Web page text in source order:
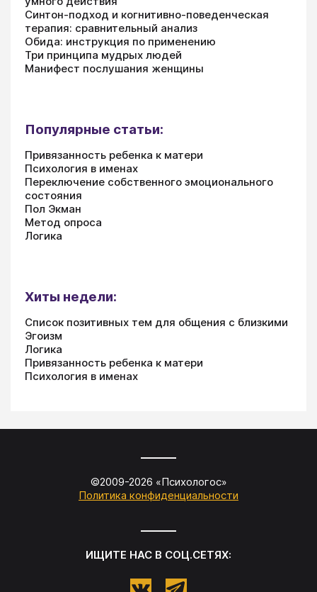
Синтон-подход и когнитивно-поведенческая
терапия: сравнительный анализ
Обида: инструкция по применению
Три принципа мудрых людей
Манифест послушания женщины
Популярные статьи:
Привязанность ребенка к матери
Психология в именах
Переключение собственного эмоционального
состояния
Пол Экман
Метод опроса
Логика
Хиты недели:
Список позитивных тем для общения с близкими
Эгоизм
Логика
Привязанность ребенка к матери
Психология в именах
©2009-2026 «Психологос»
Политика конфиденциальности
ИЩИТЕ НАС В СОЦ.СЕТЯХ: